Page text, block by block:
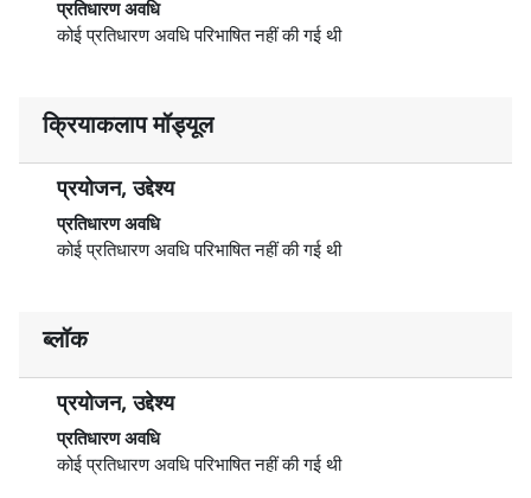
प्रतिधारण अवधि
कोई प्रतिधारण अवधि परिभाषित नहीं की गई थी
क्रियाकलाप मॉड्यूल
प्रयोजन, उद्देश्य
प्रतिधारण अवधि
कोई प्रतिधारण अवधि परिभाषित नहीं की गई थी
ब्लॉक
प्रयोजन, उद्देश्य
प्रतिधारण अवधि
कोई प्रतिधारण अवधि परिभाषित नहीं की गई थी